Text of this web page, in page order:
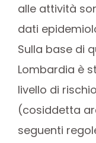
alle attività
dati
Sulla base di
Lombardia è
livello di
(cosiddetta
seguenti